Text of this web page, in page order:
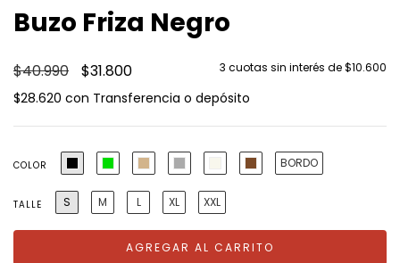
Buzo Friza Negro
$40.990 $31.800 3 cuotas sin interés de$10.600
$28.620 con Transferencia o depósito
COLOR BORDO
TALLE S M L XL XXL